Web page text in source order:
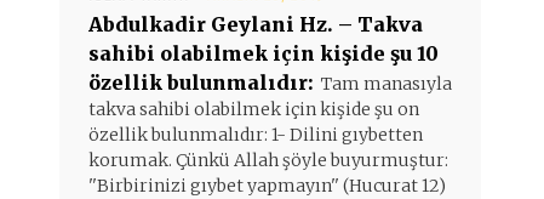
Abdulkadir Geylani Hz. – Takva
sahibi olabilmek için kişide şu 10
özellik bulunmalıdır: Tam manasıyla
takva sahibi olabilmek için kişide şu on
özellik bulunmalıdır: 1- Dilini gıybetten
korumak. Çünkü Allah şöyle buyurmuştur:
''Birbirinizi gıybet yapmayın'' (Hucurat 12)